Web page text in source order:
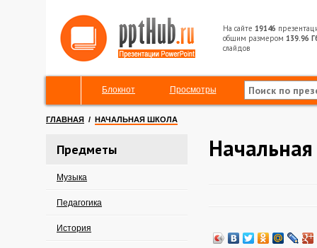
На сайте 19146
общим размером 139.96
слайдов
Блокнот Просмотры
ГЛАВНАЯ / НАЧАЛЬНАЯ ШКОЛА
Предметы
Музыка
Педагогика
История